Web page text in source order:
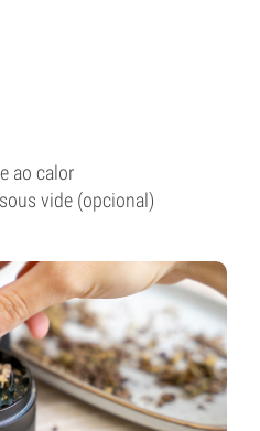
ao calor
vide (opcional)